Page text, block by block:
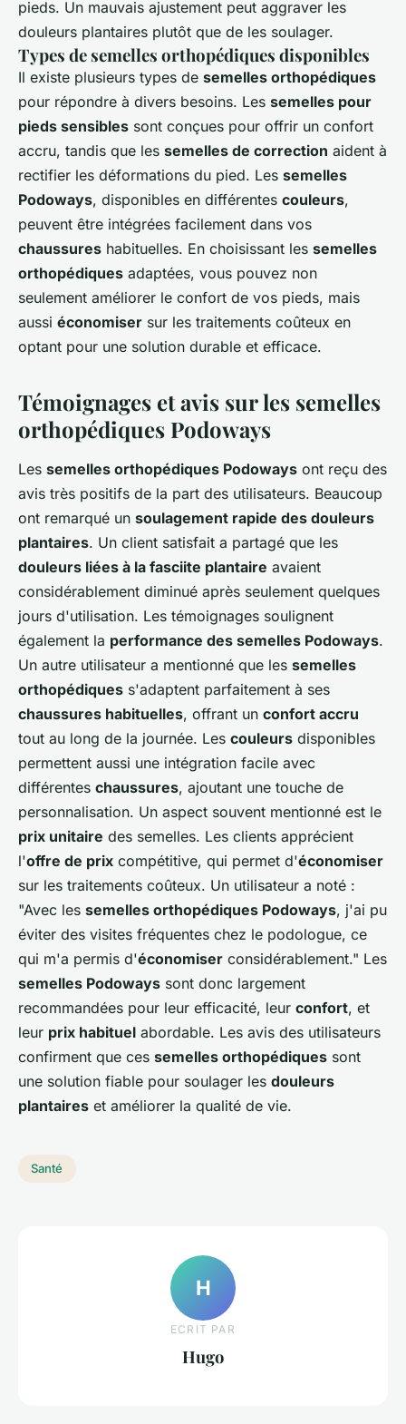
pieds. Un mauvais ajustement peut aggraver les
douleurs plantaires plutôt que de les soulager.
Types de semelles orthopédiques disponibles
Il existe plusieurs types de semelles orthopédiques
pour répondre à divers besoins. Les semelles pour
pieds sensibles sont conçues pour offrir un confort
accru, tandis que les semelles de correction aident à
rectifier les déformations du pied. Les semelles
Podoways, disponibles en différentes couleurs,
peuvent être intégrées facilement dans vos
chaussures habituelles. En choisissant les semelles
orthopédiques adaptées, vous pouvez non
seulement améliorer le confort de vos pieds, mais
aussi économiser sur les traitements coûteux en
optant pour une solution durable et efficace.
Témoignages et avis sur les semelles
orthopédiques Podoways
Les semelles orthopédiques Podoways ont reçu des
avis très positifs de la part des utilisateurs. Beaucoup
ont remarqué un soulagement rapide des douleurs
plantaires. Un client satisfait a partagé que les
douleurs liées à la fasciite plantaire avaient
considérablement diminué après seulement quelques
jours d'utilisation. Les témoignages soulignent
également la performance des semelles Podoways.
Un autre utilisateur a mentionné que les semelles
orthopédiques s'adaptent parfaitement à ses
chaussures habituelles, offrant un confort accru
tout au long de la journée. Les couleurs disponibles
permettent aussi une intégration facile avec
différentes chaussures, ajoutant une touche de
personnalisation. Un aspect souvent mentionné est le
prix unitaire des semelles. Les clients apprécient
l'offre de prix compétitive, qui permet d'économiser
sur les traitements coûteux. Un utilisateur a noté :
"Avec les semelles orthopédiques Podoways, j'ai pu
éviter des visites fréquentes chez le podologue, ce
qui m'a permis d'économiser considérablement." Les
semelles Podoways sont donc largement
recommandées pour leur efficacité, leur confort, et
leur prix habituel abordable. Les avis des utilisateurs
confirment que ces semelles orthopédiques sont
une solution fiable pour soulager les douleurs
plantaires et améliorer la qualité de vie.
Santé
H
ECRIT PAR
Hugo